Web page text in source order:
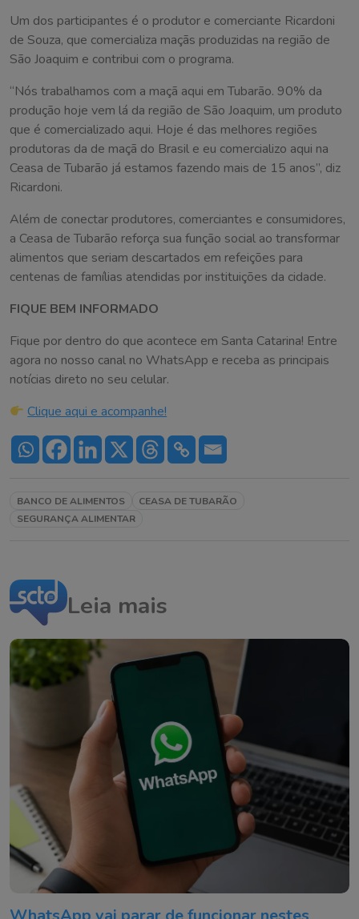
Um dos participantes é o produtor e comerciante Ricardoni
de Souza, que comercializa maçãs produzidas na região de
São Joaquim e contribui com o programa.
“Nós trabalhamos com a maçã aqui em Tubarão. 90% da
produção hoje vem lá da região de São Joaquim, um produto
que é comercializado aqui. Hoje é das melhores regiões
produtoras da de maçã do Brasil e eu comercializo aqui na
Ceasa de Tubarão já estamos fazendo mais de 15 anos”, diz
Ricardoni.
Além de conectar produtores, comerciantes e consumidores,
a Ceasa de Tubarão reforça sua função social ao transformar
alimentos que seriam descartados em refeições para
centenas de famílias atendidas por instituições da cidade.
FIQUE BEM INFORMADO
Fique por dentro do que acontece em Santa Catarina! Entre
agora no nosso canal no WhatsApp e receba as principais
notícias direto no seu celular.
Clique aqui e acompanhe!
BANCO DE ALIMENTOS
CEASA DE TUBARÃO
SEGURANÇA ALIMENTAR
Leia mais